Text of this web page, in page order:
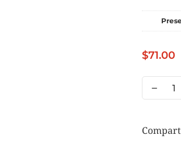
$71.00
GAJO
1